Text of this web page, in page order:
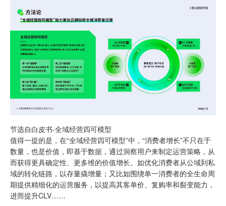
节选自白皮书-全域经营四可模型
值得一提的是，在“全域经营四可模型”中，“消费者增长”不只在于
数量，也是价值，即基于数据，通过洞察用户来制定运营策略，从
而获得更具确定性、更多维的价值增长。如优化消费者从公域到私
域的转化链路，以存量撬增量；又比如围绕单一消费者的全生命周
期提供精细化的运营服务，以提高其客单价、复购率和裂变能力，
进而提升CLV……